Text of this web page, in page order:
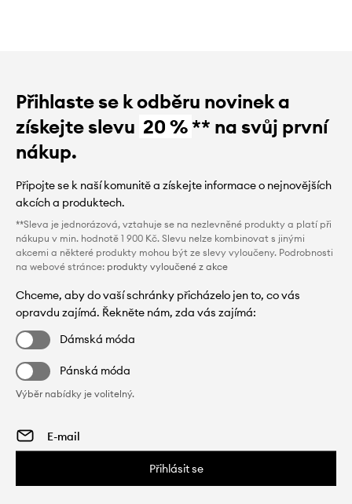
Přihlaste se k odběru novinek a
získejte slevu 20 %** na svůj první
nákup.
Připojte se k naší komunitě a získejte informace o nejnovějších
akcích a produktech.
**Sleva je jednorázová, vztahuje se na nezlevněné produkty a platí při
nákupu v min. hodnotě 1 900 Kč. Slevu nelze kombinovat s jinými
akcemi a některé produkty mohou být ze slevy vyloučeny. Podrobnosti
na webové stránce: produkty vyloučené z akce
Chceme, aby do vaší schránky přicházelo jen to, co vás
opravdu zajímá. Řekněte nám, zda vás zajímá:
Dámská móda
Pánská móda
Výběr nabídky je volitelný.
Přihlásit se